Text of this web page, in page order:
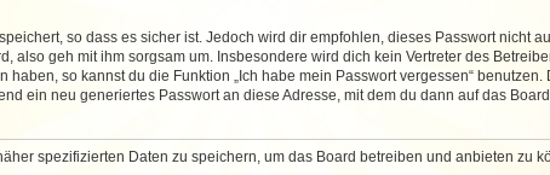
so dass es sicher ist. Jedoch wird dir empfohlen, dieses Passwort nicht
also geh mit ihm sorgsam um. Insbesondere wird dich kein Vertreter des
so kannst du die Funktion „Ich habe mein Passwort vergessen“
ein neu generiertes Passwort an diese Adresse, mit dem du dann auf das
spezifizierten Daten zu speichern, um das Board betreiben und anbieten zu